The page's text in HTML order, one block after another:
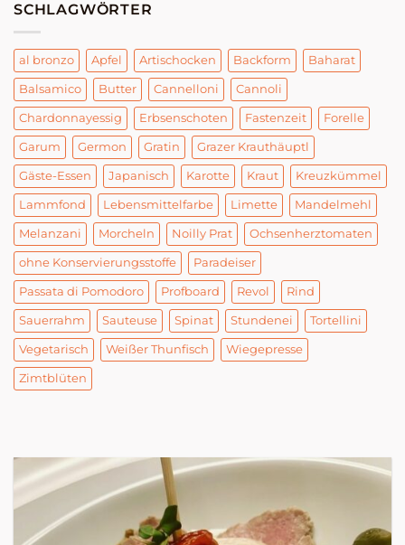
SCHLAGWÖRTER
al bronzo Apfel Artischocken Backform Baharat
Balsamico Butter Cannelloni Cannoli
Chardonnayessig Erbsenschoten Fastenzeit Forelle
Garum Germon Gratin Grazer Krauthäuptl
Gäste-Essen Japanisch Karotte Kraut Kreuzkümmel
Lammfond Lebensmittelfarbe Limette Mandelmehl
Melanzani Morcheln Noilly Prat Ochsenherztomaten
ohne Konservierungsstoffe Paradeiser
Passata di Pomodoro Profboard Revol Rind
Sauerrahm Sauteuse Spinat Stundenei Tortellini
Vegetarisch Weißer Thunfisch Wiegepresse
Zimtblüten